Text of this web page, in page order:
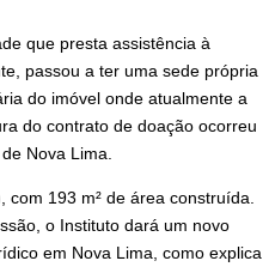
que presta assistência à
passou a ter uma sede própria
do imóvel onde atualmente a
do contrato de doação ocorreu
Nova Lima.
193 m² de área construída.
o Instituto dará um novo
em Nova Lima, como explica